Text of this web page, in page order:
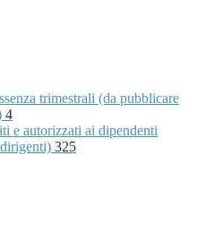
trimestrali (da pubblicare
4
e autorizzati ai dipendenti
325